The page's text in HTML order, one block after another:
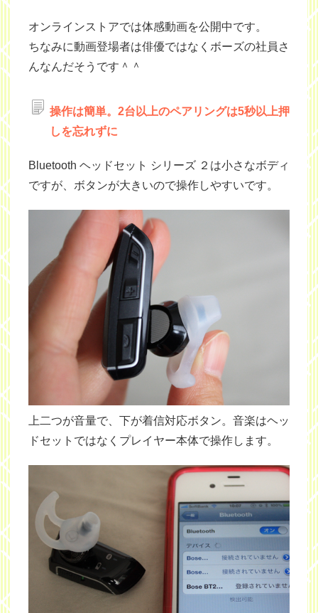
オンラインストアでは体感動画を公開中です。
ちなみに動画登場者は俳優ではなくボーズの社員さ
んなんだそうです＾＾
操作は簡単。2台以上のペアリングは5秒以上押
しを忘れずに
Bluetooth ヘッドセット シリーズ ２は小さなボディ
ですが、ボタンが大きいので操作しやすいです。
上二つが音量で、下が着信対応ボタン。音楽はヘッ
ドセットではなくプレイヤー本体で操作します。